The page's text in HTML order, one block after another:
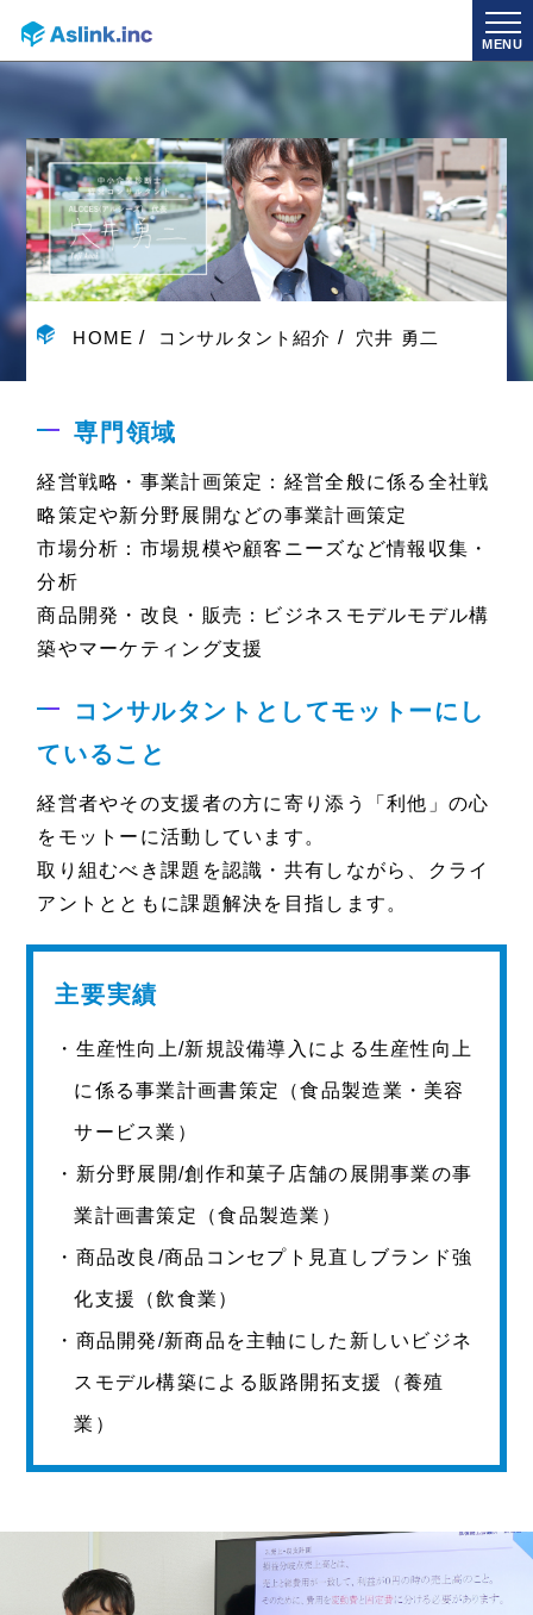
MENU
HOME コンサルタント紹介 穴井 勇二
専門領域
経営戦略・事業計画策定：経営全般に係る全社戦
略策定や新分野展開などの事業計画策定
市場分析：市場規模や顧客ニーズなど情報収集・
分析
商品開発・改良・販売：ビジネスモデルモデル構
築やマーケティング支援
コンサルタントとしてモットーにし
ていること
経営者やその支援者の方に寄り添う「利他」の心
をモットーに活動しています。
取り組むべき課題を認識・共有しながら、クライ
アントとともに課題解決を目指します。
主要実績
・生産性向上/新規設備導入による生産性向上
に係る事業計画書策定（食品製造業・美容
サービス業）
・新分野展開/創作和菓子店舗の展開事業の事
業計画書策定（食品製造業）
・商品改良/商品コンセプト見直しブランド強
化支援（飲食業）
・商品開発/新商品を主軸にした新しいビジネ
スモデル構築による販路開拓支援（養殖
業）